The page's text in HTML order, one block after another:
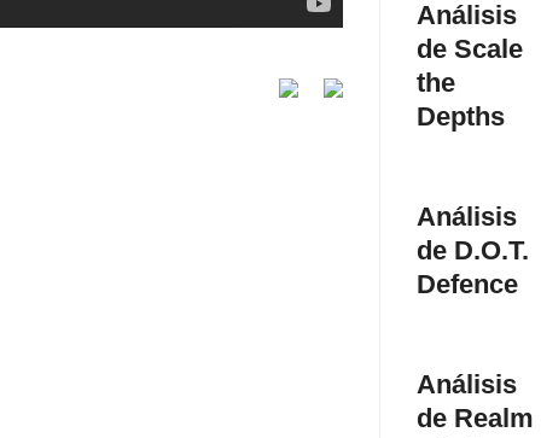
Análisis
de Scale
the
Depths
Análisis
de D.O.T.
Defence
Análisis
de Realm